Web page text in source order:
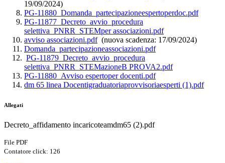
19/09/2024)
PG-11880_Domanda_partecipazioneespertoperdoc.pdf
PG-11877_Decreto_avvio_procedura
selettiva_PNRR_STEMper associazioni.pdf
avviso associazioni.pdf(nuova scadenza: 17/09/2024)
Domanda_partecipazioneassociazioni.pdf
PG-11879_Decreto_avvio_procedura
selettiva_PNRR_STEMazioneB PROVA2.pdf
PG-11880_Avviso espertoper docenti.pdf
dm 65 linea Docentigraduatoriaprovvisoriaesperti (1).pdf
Allegati
Decreto_affidamento incaricoteamdm65 (2).pdf
File PDF
Contatore click: 126